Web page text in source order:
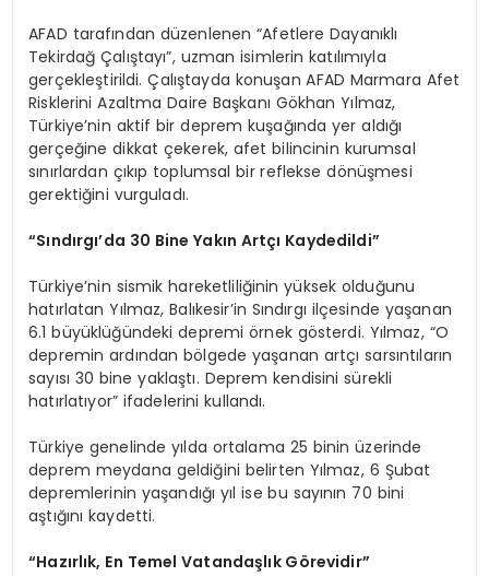
AFAD tarafından düzenlenen “Afetlere Dayanıklı
Tekirdağ Çalıştayı”, uzman isimlerin katılımıyla
gerçekleştirildi. Çalıştayda konuşan AFAD Marmara Afet
Risklerini Azaltma Daire Başkanı Gökhan Yılmaz,
Türkiye’nin aktif bir deprem kuşağında yer aldığı
gerçeğine dikkat çekerek, afet bilincinin kurumsal
sınırlardan çıkıp toplumsal bir reflekse dönüşmesi
gerektiğini vurguladı.
“Sındırgı’da 30 Bine Yakın Artçı Kaydedildi”
Türkiye’nin sismik hareketliliğinin yüksek olduğunu
hatırlatan Yılmaz, Balıkesir’in Sındırgı ilçesinde yaşanan
6.1 büyüklüğündeki depremi örnek gösterdi. Yılmaz, “O
depremin ardından bölgede yaşanan artçı sarsıntıların
sayısı 30 bine yaklaştı. Deprem kendisini sürekli
hatırlatıyor” ifadelerini kullandı.
Türkiye genelinde yılda ortalama 25 binin üzerinde
deprem meydana geldiğini belirten Yılmaz, 6 Şubat
depremlerinin yaşandığı yıl ise bu sayının 70 bini
aştığını kaydetti.
“Hazırlık, En Temel Vatandaşlık Görevidir”